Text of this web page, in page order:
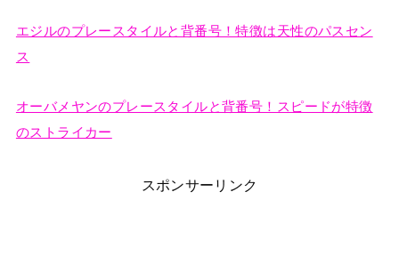
エジルのプレースタイルと背番号！特徴は天性のパスセン
ス
オーバメヤンのプレースタイルと背番号！スピードが特徴
のストライカー
スポンサーリンク